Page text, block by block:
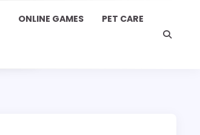
ONLINE GAMES PET CARE